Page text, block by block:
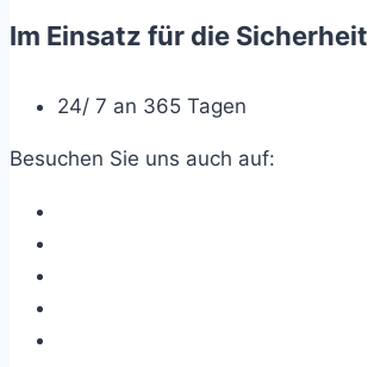
Im Einsatz für die Sicherheit
24/ 7 an 365 Tagen
Besuchen Sie uns auch auf: